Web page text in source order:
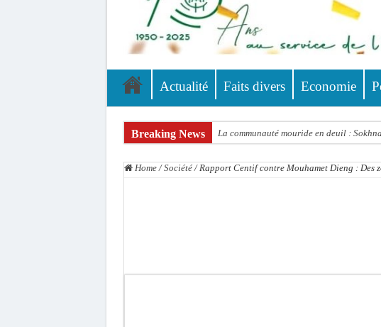
Actualité Faits divers Economie
Breaking News La communauté mouride en deuil :
Home / Société / Rapport Centif contre Mouhamet Dieng : Des